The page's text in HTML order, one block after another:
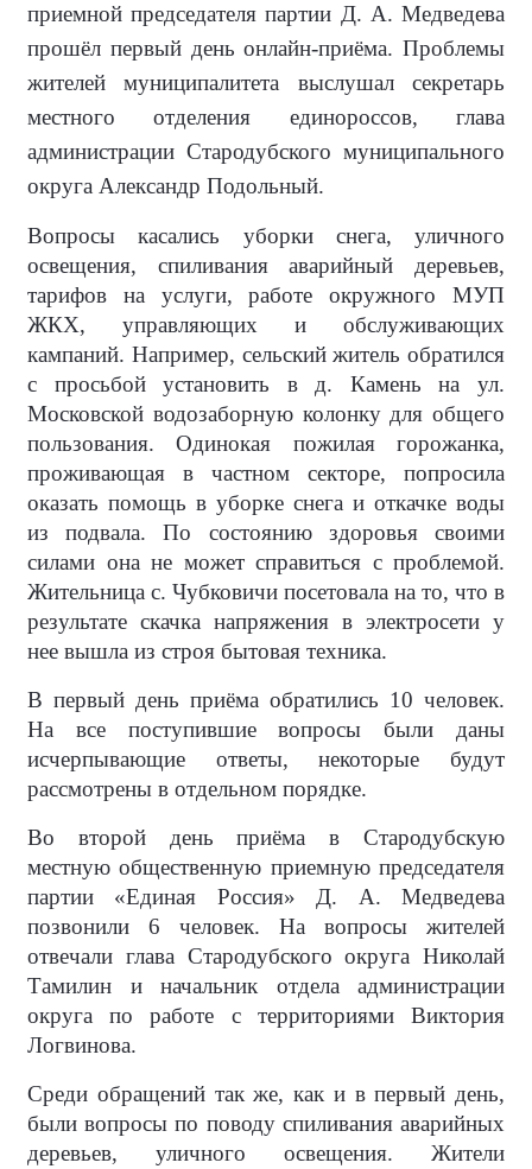
приемной председателя партии Д. А. Медведева
прошёл первый день онлайн-приёма. Проблемы
жителей муниципалитета выслушал секретарь
местного отделения единороссов, глава
администрации Стародубского муниципального
округа Александр Подольный.
Вопросы касались уборки снега, уличного
освещения, спиливания аварийный деревьев,
тарифов на услуги, работе окружного МУП
ЖКХ, управляющих и обслуживающих
кампаний. Например, сельский житель обратился
с просьбой установить в д. Камень на ул.
Московской водозаборную колонку для общего
пользования. Одинокая пожилая горожанка,
проживающая в частном секторе, попросила
оказать помощь в уборке снега и откачке воды
из подвала. По состоянию здоровья своими
силами она не может справиться с проблемой.
Жительница с. Чубковичи посетовала на то, что в
результате скачка напряжения в электросети у
нее вышла из строя бытовая техника.
В первый день приёма обратились 10 человек.
На все поступившие вопросы были даны
исчерпывающие ответы, некоторые будут
рассмотрены в отдельном порядке.
Во второй день приёма в Стародубскую
местную общественную приемную председателя
партии «Единая Россия» Д. А. Медведева
позвонили 6 человек. На вопросы жителей
отвечали глава Стародубского округа Николай
Тамилин и начальник отдела администрации
округа по работе с территориями Виктория
Логвинова.
Среди обращений так же, как и в первый день,
были вопросы по поводу спиливания аварийных
деревьев, уличного освещения. Жители